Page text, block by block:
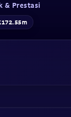
& Prestasi